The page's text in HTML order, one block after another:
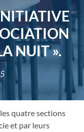
NUIT ».
quatre sections
et par leurs